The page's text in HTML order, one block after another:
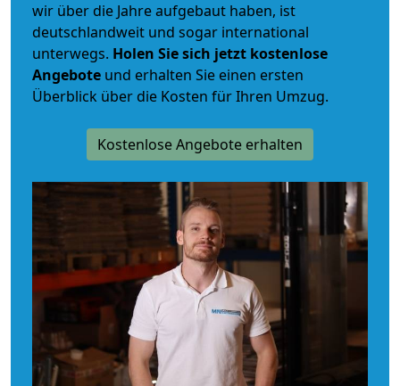
wir über die Jahre aufgebaut haben, ist
deutschlandweit und sogar international
unterwegs. Holen Sie sich jetzt kostenlose
Angebote und erhalten Sie einen ersten
Überblick über die Kosten für Ihren Umzug.
Kostenlose Angebote erhalten